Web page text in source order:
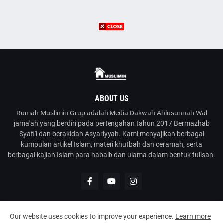
ABOUT US
Rumah Muslimin Grup adalah Media Dakwah Ahlusunnah Wal
jama'ah yang berdiri pada pertengahan tahun 2017 Bermazhab
Syafi'i dan berakidah Asyariyyah. Kami menyajikan berbagai
kumpulan artikel Islam, materi khutbah dan ceramah, serta
berbagai kajian Islam para habaib dan ulama dalam bentuk tulisan.
Our website uses cookies to improve your experience. Learn more